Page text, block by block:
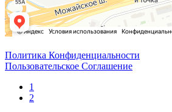
Политика Конфиденциальности
Пользовательское Соглашение
1
2